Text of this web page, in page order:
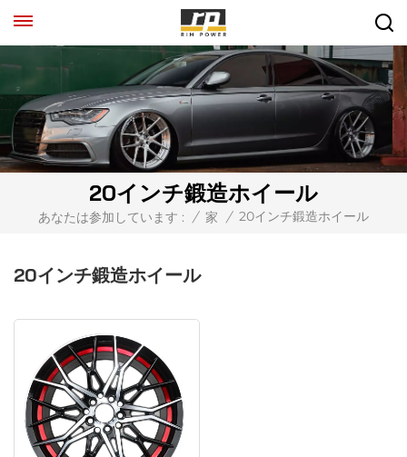
20インチ鍛造ホイール
あなたは参加しています : / 家 / 20インチ鍛造ホイール
20インチ鍛造ホイール